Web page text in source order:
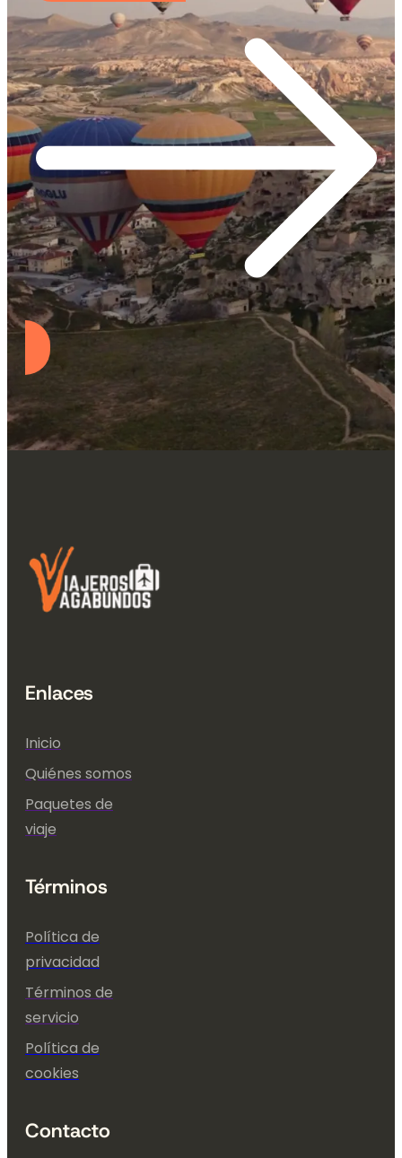
Enlaces
Inicio
Quiénes somos
Paquetes de
viaje
Términos
Política de
privacidad
Términos de
servicio
Política de
cookies
Contacto